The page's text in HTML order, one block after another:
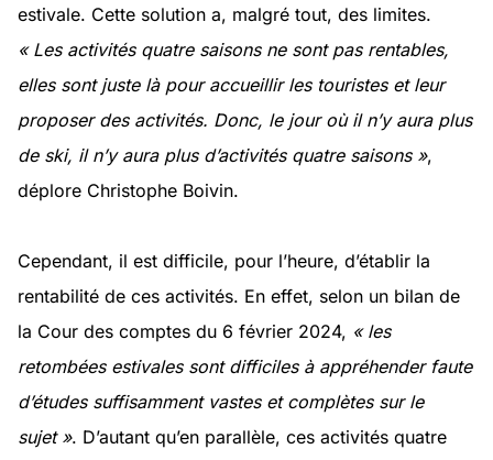
estivale. Cette solution a, malgré tout, des limites.
« Les activités quatre saisons ne sont pas rentables,
elles sont juste là pour accueillir les touristes et leur
proposer des activités. Donc, le jour où il n’y aura plus
de ski, il n’y aura plus d’activités quatre saisons »,
déplore Christophe Boivin.
Cependant, il est difficile, pour l’heure, d’établir la
rentabilité de ces activités. En effet, selon un bilan de
la Cour des comptes du 6 février 2024, « les
retombées estivales sont difficiles à appréhender faute
d’études suffisamment vastes et complètes sur le
sujet ». D’autant qu’en parallèle, ces activités quatre